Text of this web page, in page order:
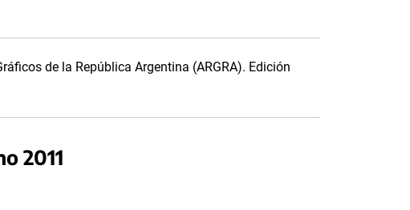
de la República Argentina (ARGRA). Edición
2011